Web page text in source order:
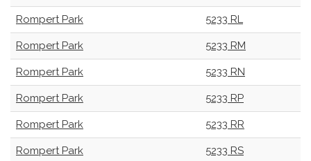
Rompert Park 5233 RL
Rompert Park 5233 RM
Rompert Park 5233 RN
Rompert Park 5233 RP
Rompert Park 5233 RR
Rompert Park 5233 RS